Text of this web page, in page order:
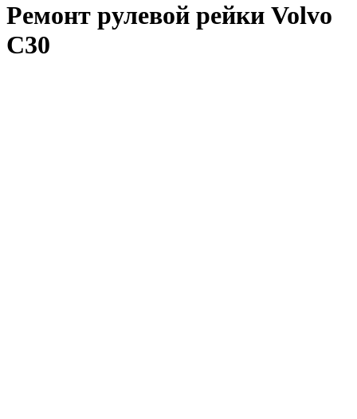
Ремонт рулевой рейки Volvo
C30